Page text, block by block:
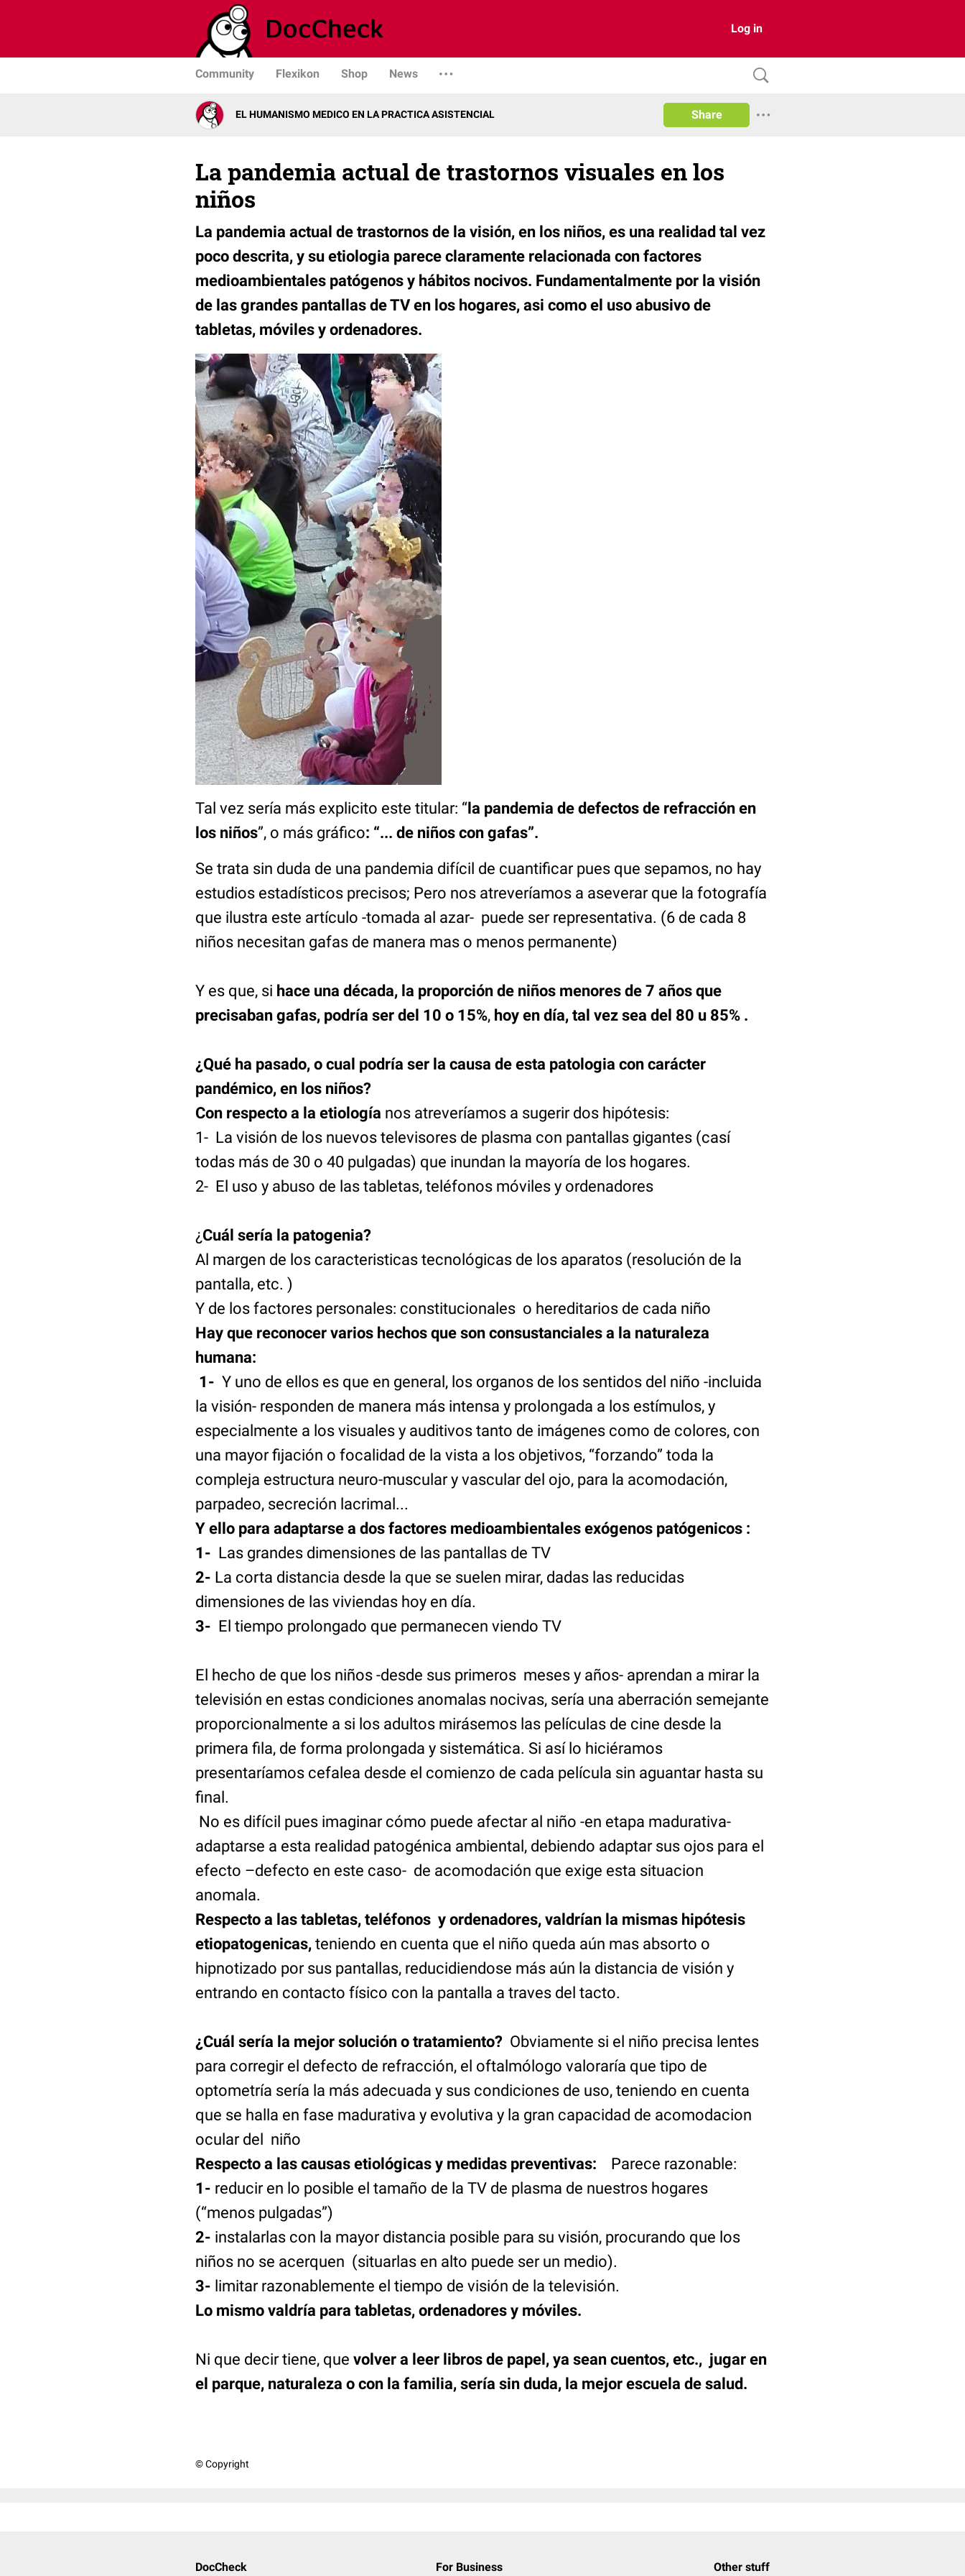
Log in
Community Flexikon Shop News
EL HUMANISMO MEDICO EN LA PRACTICA ASISTENCIAL Share
La pandemia actual de trastornos visuales en los
niños
La pandemia actual de trastornos de la visión, en los niños, es una realidad tal vez
poco descrita, y su etiologia parece claramente relacionada con factores
medioambientales patógenos y hábitos nocivos. Fundamentalmente por la visión
de las grandes pantallas de TV en los hogares, asi como el uso abusivo de
tabletas, móviles y ordenadores.
Tal vez sería más explicito este titular: “la pandemia de defectos de refracción en
los niños”, o más gráfico: “... de niños con gafas”.
Se trata sin duda de una pandemia difícil de cuantificar pues que sepamos, no hay
estudios estadísticos precisos; Pero nos atreveríamos a aseverar que la fotografía
que ilustra este artículo -tomada al azar- puede ser representativa. (6 de cada 8
niños necesitan gafas de manera mas o menos permanente)
Y es que, si hace una década, la proporción de niños menores de 7 años que
precisaban gafas, podría ser del 10 o 15%, hoy en día, tal vez sea del 80 u 85% .
¿Qué ha pasado, o cual podría ser la causa de esta patologia con carácter
pandémico, en los niños?
Con respecto a la etiología nos atreveríamos a sugerir dos hipótesis:
1- La visión de los nuevos televisores de plasma con pantallas gigantes (casí
todas más de 30 o 40 pulgadas) que inundan la mayoría de los hogares.
2- El uso y abuso de las tabletas, teléfonos móviles y ordenadores
¿Cuál sería la patogenia?
Al margen de los caracteristicas tecnológicas de los aparatos (resolución de la
pantalla, etc. )
Y de los factores personales: constitucionales o hereditarios de cada niño
Hay que reconocer varios hechos que son consustanciales a la naturaleza
humana:
1- Y uno de ellos es que en general, los organos de los sentidos del niño -incluida
la visión- responden de manera más intensa y prolongada a los estímulos, y
especialmente a los visuales y auditivos tanto de imágenes como de colores, con
una mayor fijación o focalidad de la vista a los objetivos, “forzando” toda la
compleja estructura neuro-muscular y vascular del ojo, para la acomodación,
parpadeo, secreción lacrimal...
Y ello para adaptarse a dos factores medioambientales exógenos patógenicos :
1- Las grandes dimensiones de las pantallas de TV
2- La corta distancia desde la que se suelen mirar, dadas las reducidas
dimensiones de las viviendas hoy en día.
3- El tiempo prolongado que permanecen viendo TV
El hecho de que los niños -desde sus primeros meses y años- aprendan a mirar la
televisión en estas condiciones anomalas nocivas, sería una aberración semejante
proporcionalmente a si los adultos mirásemos las películas de cine desde la
primera fila, de forma prolongada y sistemática. Si así lo hiciéramos
presentaríamos cefalea desde el comienzo de cada película sin aguantar hasta su
final.
No es difícil pues imaginar cómo puede afectar al niño -en etapa madurativa-
adaptarse a esta realidad patogénica ambiental, debiendo adaptar sus ojos para el
efecto –defecto en este caso- de acomodación que exige esta situacion
anomala.
Respecto a las tabletas, teléfonos y ordenadores, valdrían la mismas hipótesis
etiopatogenicas, teniendo en cuenta que el niño queda aún mas absorto o
hipnotizado por sus pantallas, reducidiendose más aún la distancia de visión y
entrando en contacto físico con la pantalla a traves del tacto.
¿Cuál sería la mejor solución o tratamiento? Obviamente si el niño precisa lentes
para corregir el defecto de refracción, el oftalmólogo valoraría que tipo de
optometría sería la más adecuada y sus condiciones de uso, teniendo en cuenta
que se halla en fase madurativa y evolutiva y la gran capacidad de acomodacion
ocular del niño
Respecto a las causas etiológicas y medidas preventivas: Parece razonable:
1- reducir en lo posible el tamaño de la TV de plasma de nuestros hogares
(“menos pulgadas”)
2- instalarlas con la mayor distancia posible para su visión, procurando que los
niños no se acerquen (situarlas en alto puede ser un medio).
3- limitar razonablemente el tiempo de visión de la televisión.
Lo mismo valdría para tabletas, ordenadores y móviles.
Ni que decir tiene, que volver a leer libros de papel, ya sean cuentos, etc., jugar en
el parque, naturaleza o con la familia, sería sin duda, la mejor escuela de salud.
© Copyright
DocCheck For Business Other stuff